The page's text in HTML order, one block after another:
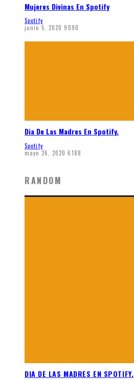
Mujeres Divinas En Spotify
Spotify
junio 5, 2020 9090
Dia De Las Madres En Spotify.
Spotify
mayo 26, 2020 6188
RANDOM
DIA DE LAS MADRES EN SPOTIFY.